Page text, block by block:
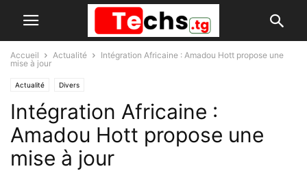
Accueil Actualité
Intégration Africaine : Amadou Hott propose une
mise à jour
Actualité Divers
Intégration Africaine :
Amadou Hott propose une
mise à jour